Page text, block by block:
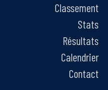
Classement
Stats
Résultats
Calendrier
Contact